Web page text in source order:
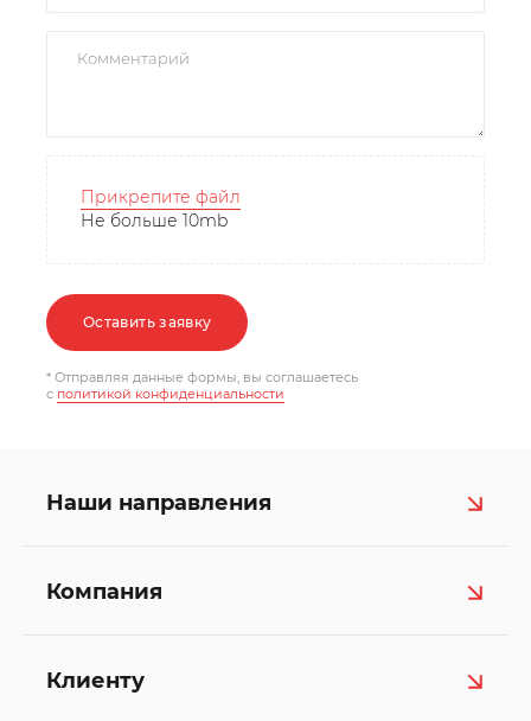
Прикрепите файл
Не больше 10mb
Оставить заявку
* Отправляя данные формы, вы соглашаетесь
c политикой конфиденциальности
Наши направления
Компания
Клиенту